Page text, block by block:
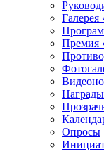
Галерея
Премия
Награды
Опросы